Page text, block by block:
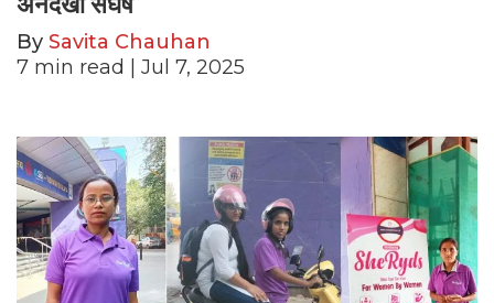
By Savita Chauhan
7 min read | Jul 7, 2025